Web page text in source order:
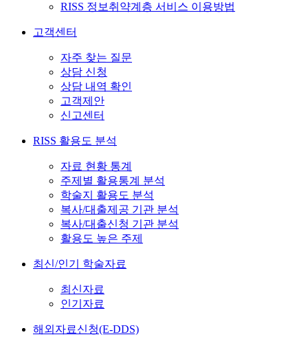
RISS 정보취약계층 서비스 이용방법
고객센터
자주 찾는 질문
상담 신청
상담 내역 확인
고객제안
신고센터
RISS 활용도 분석
자료 현황 통계
주제별 활용통계 분석
학술지 활용도 분석
복사/대출제공 기관 분석
복사/대출신청 기관 분석
활용도 높은 주제
최신/인기 학술자료
최신자료
인기자료
해외자료신청(E-DDS)